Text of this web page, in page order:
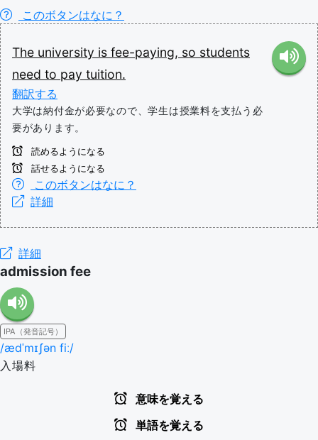
このボタンはなに？
The university is fee-paying, so students
need to pay tuition.
翻訳する
大学は納付金が必要なので、学生は授業料を支払う必
要があります。
読めるようになる
話せるようになる
このボタンはなに？
詳細
詳細
admission fee
IPA（発音記号）
/ædˈmɪʃən fiː/
入場料
意味を覚える
単語を覚える